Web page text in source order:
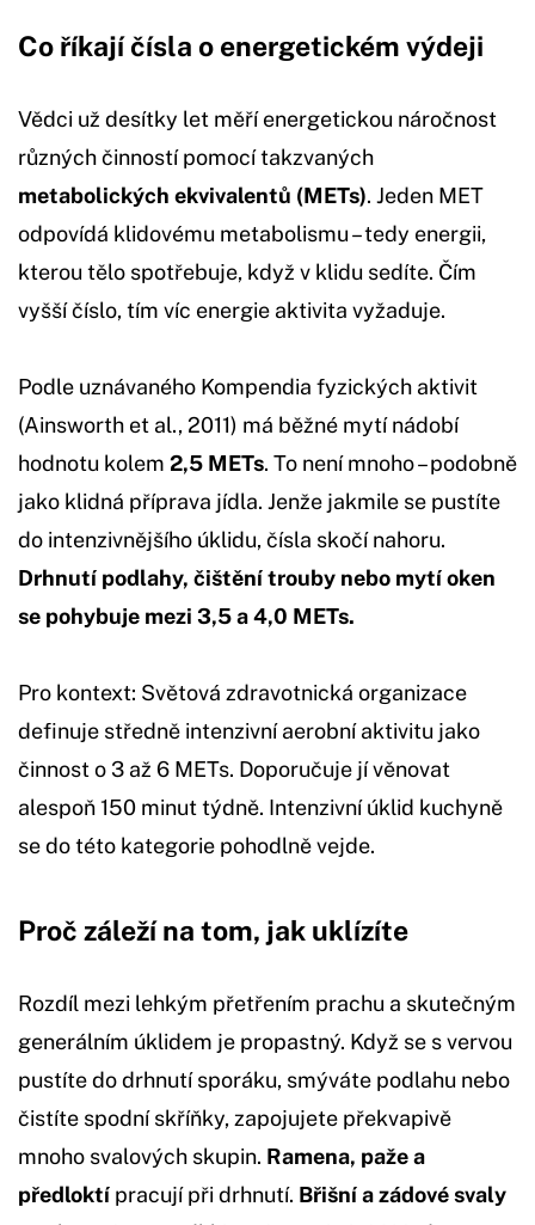
Co říkají čísla o energetickém výdeji
Vědci už desítky let měří energetickou náročnost
různých činností pomocí takzvaných
metabolických ekvivalentů (METs). Jeden MET
odpovídá klidovému metabolismu – tedy energii,
kterou tělo spotřebuje, když v klidu sedíte. Čím
vyšší číslo, tím víc energie aktivita vyžaduje.
Podle uznávaného Kompendia fyzických aktivit
(Ainsworth et al., 2011) má běžné mytí nádobí
hodnotu kolem 2,5 METs. To není mnoho – podobně
jako klidná příprava jídla. Jenže jakmile se pustíte
do intenzivnějšího úklidu, čísla skočí nahoru.
Drhnutí podlahy, čištění trouby nebo mytí oken
se pohybuje mezi 3,5 a 4,0 METs.
Pro kontext: Světová zdravotnická organizace
definuje středně intenzivní aerobní aktivitu jako
činnost o 3 až 6 METs. Doporučuje jí věnovat
alespoň 150 minut týdně. Intenzivní úklid kuchyně
se do této kategorie pohodlně vejde.
Proč záleží na tom, jak uklízíte
Rozdíl mezi lehkým přetřením prachu a skutečným
generálním úklidem je propastný. Když se s vervou
pustíte do drhnutí sporáku, smýváte podlahu nebo
čistíte spodní skříňky, zapojujete překvapivě
mnoho svalových skupin. Ramena, paže a
předloktí pracují při drhnutí. Břišní a zádové svaly